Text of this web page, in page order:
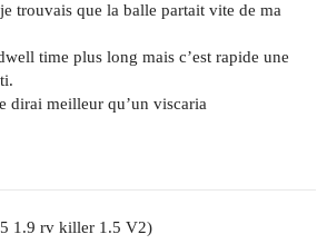
trouvais que la balle partait vite de ma
time plus long mais c’est rapide une
dirai meilleur qu’un viscaria
1.9 rv killer 1.5 V2)